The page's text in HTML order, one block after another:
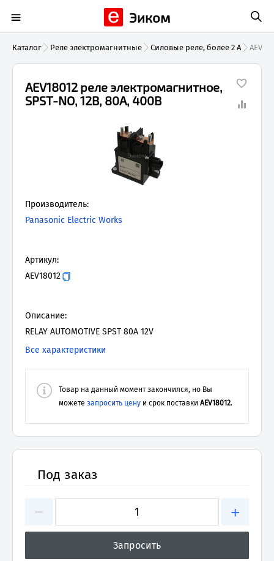
Эиком
Каталог Реле электромагнитные Силовые реле, более 2 А
AEV18012 реле электромагнитное,
SPST-NO, 12В, 80А, 400В
Производитель:
Panasonic Electric Works
Артикул:
AEV18012
Описание:
RELAY AUTOMOTIVE SPST 80A 12V
Все характеристики
Товар на данный момент закончился, но Вы
можете запросить цену и срок поставки AEV18012.
Под заказ
− +